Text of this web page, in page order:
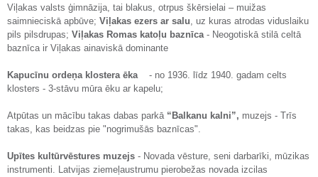
Viļakas valsts ģimnāzija, tai blakus, otrpus škērsielai – muižas
saimnieciskā apbūve; Viļakas ezers ar salu, uz kuras atrodas viduslaiku
pils pilsdrupas; Viļakas Romas katoļu baznīca- Neogotiskā stilā celtā
baznīca ir Viļakas ainaviskā dominante
Kapucīnu ordeņa klostera ēka- no 1936. līdz 1940. gadam celts
klosters - 3-stāvu mūra ēku ar kapelu;
Atpūtas un mācību takas dabas parkā “Balkanu kalni”, muzejs - Trīs
takas, kas beidzas pie "nogrimušās baznīcas".
Upītes kultūrvēstures muzejs - Novada vēsture, seni darbarīki, mūzikas
instrumenti. Latvijas ziemeļaustrumu pierobežas novada izcilas